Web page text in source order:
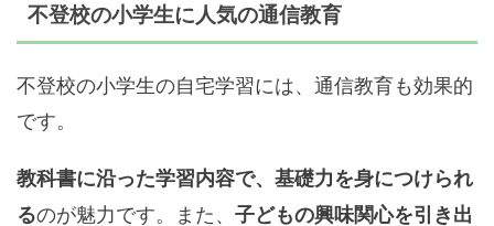
不登校の小学生に人気の通信教育
不登校の小学生の自宅学習には、通信教育も効果的
です。
教科書に沿った学習内容で、基礎力を身につけられ
るのが魅力です。また、 子どもの興味関心を引き出